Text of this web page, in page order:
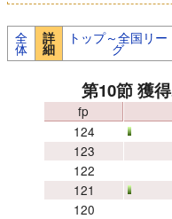
全
体
詳
細
トップ～全国リー
グ
第10節 獲
fp
124
123
122
121
120